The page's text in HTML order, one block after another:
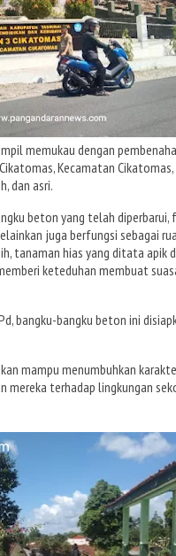
memukau dengan
Kecamatan
dan asri.
beton yang telah
juga berfungsi sebagai
tanaman hias yang ditata apik
keteduhan membuat
bangku-bangku beton ini
mampu menumbuhkan
terhadap lingkungan